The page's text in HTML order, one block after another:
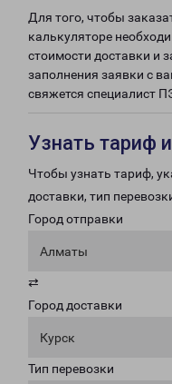
Для того, чтобы
калькуляторе
стоимости доставки и
заполнения заявки с
свяжется специалист
Узнать тариф
Чтобы узнать тариф,
доставки, тип
Город отправки
Алматы
⇄
Город доставки
Курск
Тип перевозки